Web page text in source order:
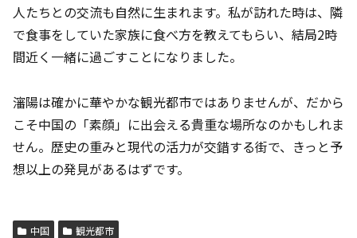
人たちとの交流も自然に生まれます。私が訪れた時は、隣
で食事をしていた家族に食べ方を教えてもらい、結局2時
間近く一緒に過ごすことになりました。
瀋陽は確かに華やかな観光都市ではありませんが、だから
こそ中国の「素顔」に出会える貴重な場所なのかもしれま
せん。歴史の重みと現代の活力が交錯する街で、きっと予
想以上の発見があるはずです。
中国 観光都市